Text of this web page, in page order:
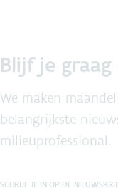
Blijf je
We maken
belangrijkste
milieuprofessional.
SCHRIJF JE IN OP DE